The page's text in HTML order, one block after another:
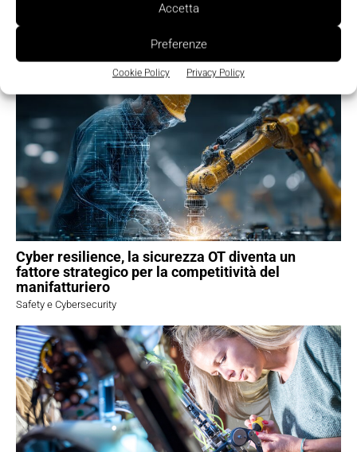
Accetta
Preferenze
Cookie Policy Privacy Policy
TI POTREBBERO INTERESSARE ⇢
Cyber resilience, la sicurezza OT diventa un
fattore strategico per la competitività del
manifatturiero
Safety e Cybersecurity